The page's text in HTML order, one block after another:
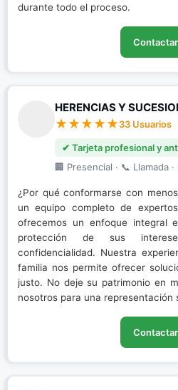
durante todo el proceso.
Contactar
HERENCIAS Y
33 Usuarios
✔ Tarjeta profesional y
🏢 Presencial · 📞 Llamada
¿Por qué conformarse con
un equipo completo de
ofrecemos un enfoque integral
protección de sus
confidencialidad. Nuestra
familia nos permite ofrecer
justo. No deje su patrimonio en
nosotros para una representación
Contactar